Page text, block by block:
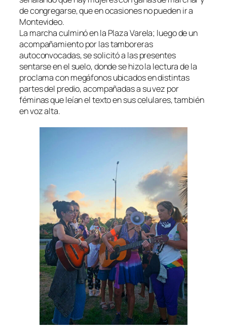
de congregarse, que en ocasiones no pueden ir a
Montevideo.
La marcha culminó en la Plaza Varela; luego de un
acompañamiento por las tamboreras
autoconvocadas, se solicitó a las presentes
sentarse en el suelo, donde se hizo la lectura de la
proclama con megáfonos ubicados en distintas
partes del predio, acompañadas a su vez por
féminas que leían el texto en sus celulares, también
en voz alta.